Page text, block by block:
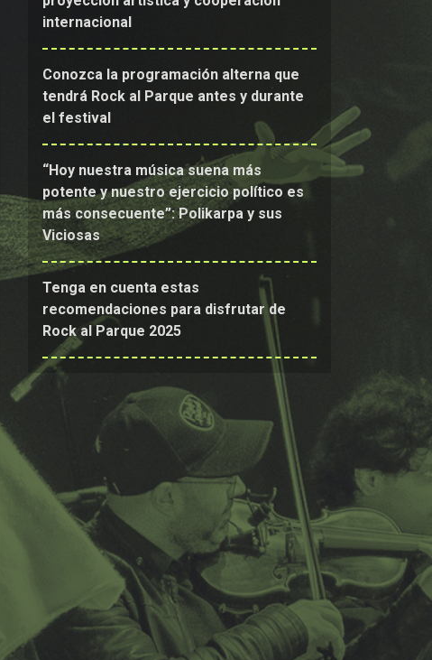
internacional
Conozca la programación alterna que
tendrá Rock al Parque antes y durante
el festival
“Hoy nuestra música suena más
potente y nuestro ejercicio político es
más consecuente”: Polikarpa y sus
Viciosas
Tenga en cuenta estas
recomendaciones para disfrutar de
Rock al Parque 2025